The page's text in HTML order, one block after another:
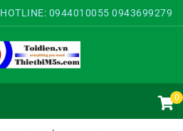
HOTLINE: 0944010055 0943699279
0